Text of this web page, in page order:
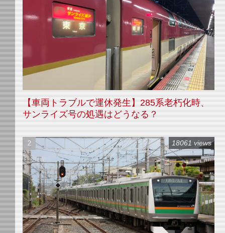
【車両トラブルで運休発生】285系老朽化時、
サンライズ号の処遇はどうなる？
18061 views